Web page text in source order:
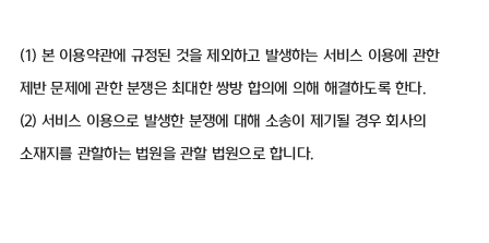
(1) 본 이용약관에 규정된 것을 제외하고 발생하는 서비스 이용에 관한
제반 문제에 관한 분쟁은 최대한 쌍방 합의에 의해 해결하도록 한다.
(2) 서비스 이용으로 발생한 분쟁에 대해 소송이 제기될 경우 회사의
소재지를 관할하는 법원을 관할 법원으로 합니다.